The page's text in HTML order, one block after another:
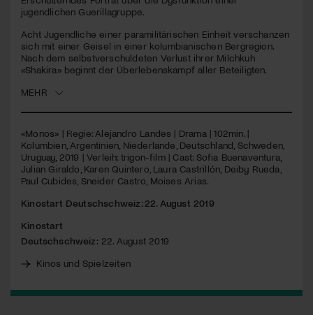
jugendlichen Guerillagruppe.
Acht Jugendliche einer paramilitärischen Einheit verschanzen
sich mit einer Geisel in einer kolumbianischen Bergregion.
Nach dem selbstverschuldeten Verlust ihrer Milchkuh
«Shakira» beginnt der Überlebenskampf aller Beteiligten.
MEHR
«Monos» | Regie: Alejandro Landes | Drama | 102min. |
Kolumbien, Argentinien, Niederlande, Deutschland, Schweden,
Uruguay, 2019 | Verleih: trigon-film | Cast: Sofia Buenaventura,
Julian Giraldo, Karen Quintero, Laura Castrillón, Deiby Rueda,
Paul Cubides, Sneider Castro, Moises Arias.
Kinostart Deutschschweiz: 22. August 2019
Kinostart
Deutschschweiz: 22. August 2019
Kinos und Spielzeiten
Jetzt Mitglied werden